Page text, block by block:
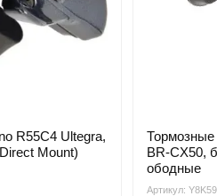
R55C4 Ultegra,
Mount)
Артикул:
Тормозные
BR-CX50,
ободные